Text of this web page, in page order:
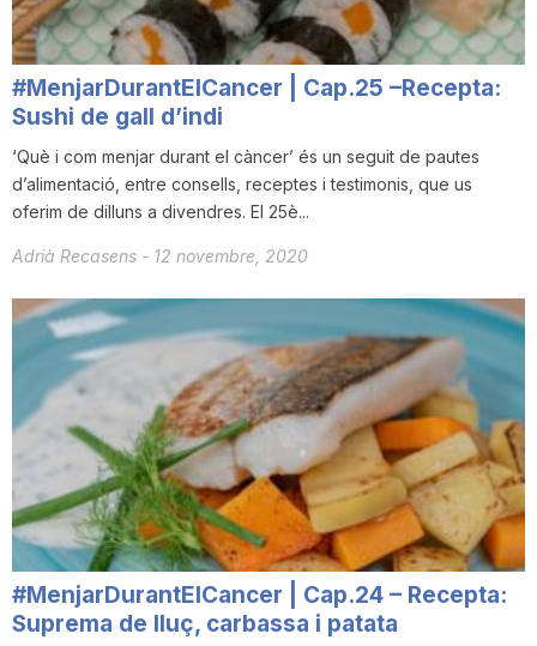
#MenjarDurantElCancer | Cap.25 –Recepta:
Sushi de gall d’indi
‘Què i com menjar durant el càncer’ és un seguit de pautes
d’alimentació, entre consells, receptes i testimonis, que us
oferim de dilluns a divendres. El 25è...
Adrià Recasens - 12 novembre, 2020
#MenjarDurantElCancer | Cap.24 – Recepta:
Suprema de lluç, carbassa i patata